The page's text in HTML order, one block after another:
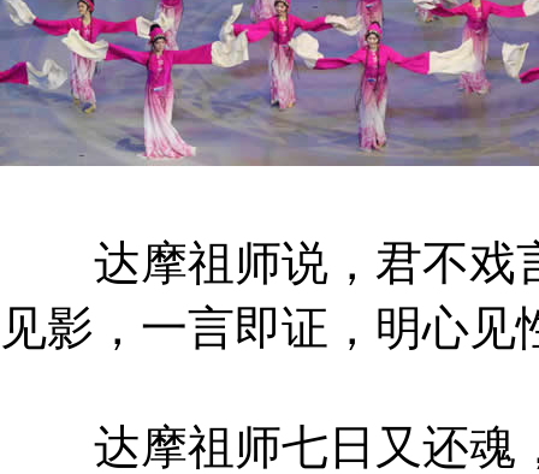
达摩祖师说，君不戏
见影，一言即证，明心
达摩祖师七日又还魂